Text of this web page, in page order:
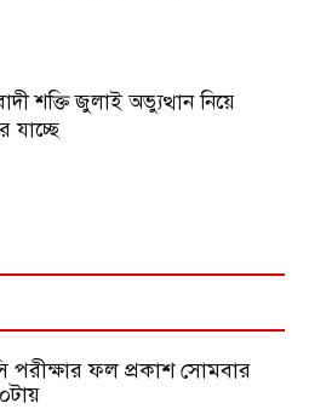
শক্তি জুলাই অভ্যুত্থান নিয়ে
যাচ্ছে
ফল প্রকাশ সোমবার